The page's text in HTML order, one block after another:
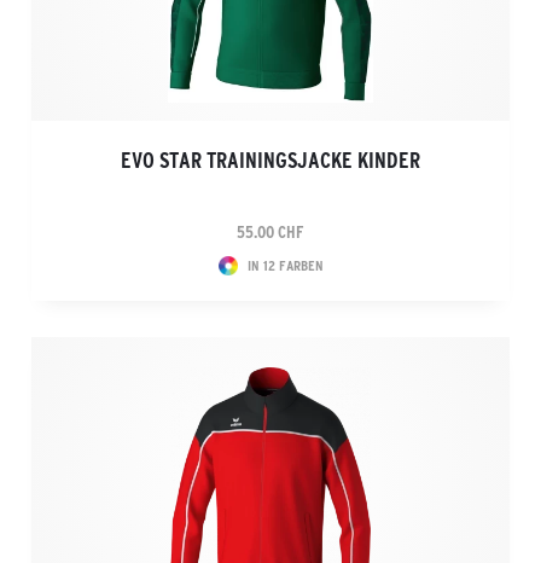
EVO STAR TRAININGSJACKE KINDER
55.00 CHF
IN 12 FARBEN